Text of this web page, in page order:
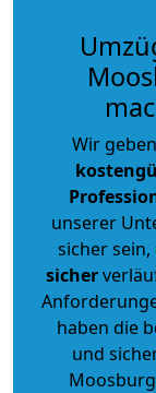
Wir
unserer
sicher
sicher
haben die
und